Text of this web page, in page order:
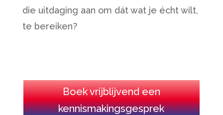
die uitdaging aan om dát wat je écht wilt,
te bereiken?
Boek vrijblijvend een
kennismakingsgesprek